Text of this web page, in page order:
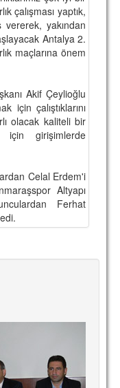
çalışması yaptık,
yakından
Antalya 2.
maçlarına önem
Akif Çeylioğlu
için çalıştıklarını
olacak kaliteli bir
girişimlerde
Celal Erdem'i
Altyapı
Ferhat